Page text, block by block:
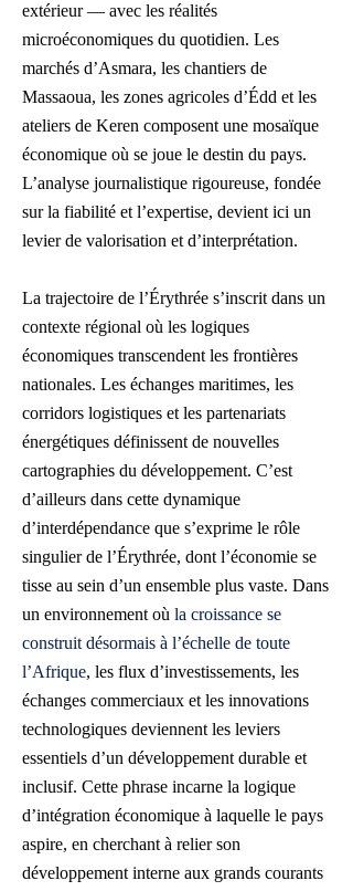
extérieur — avec les réalités
microéconomiques du quotidien. Les
marchés d’Asmara, les chantiers de
Massaoua, les zones agricoles d’Édd et les
ateliers de Keren composent une mosaïque
économique où se joue le destin du pays.
L’analyse journalistique rigoureuse, fondée
sur la fiabilité et l’expertise, devient ici un
levier de valorisation et d’interprétation.
La trajectoire de l’Érythrée s’inscrit dans un
contexte régional où les logiques
économiques transcendent les frontières
nationales. Les échanges maritimes, les
corridors logistiques et les partenariats
énergétiques définissent de nouvelles
cartographies du développement. C’est
d’ailleurs dans cette dynamique
d’interdépendance que s’exprime le rôle
singulier de l’Érythrée, dont l’économie se
tisse au sein d’un ensemble plus vaste. Dans
un environnement où la croissance se
construit désormais à l’échelle de toute
l’Afrique, les flux d’investissements, les
échanges commerciaux et les innovations
technologiques deviennent les leviers
essentiels d’un développement durable et
inclusif. Cette phrase incarne la logique
d’intégration économique à laquelle le pays
aspire, en cherchant à relier son
développement interne aux grands courants